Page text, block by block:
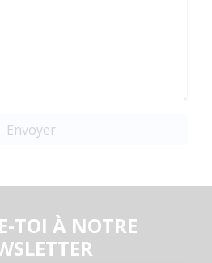
Envoyer
TOI À NOTRE